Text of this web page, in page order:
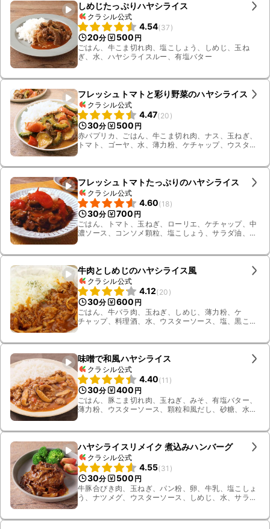
しめじたっぷりハヤシライス
クラシル公式
4.54(37 )
20分 500 円
ごはん、牛こま切れ肉、塩こしょう、しめじ、玉ね
ぎ、水、ハヤシライスルー、有塩バター
フレッシュトマトと彩り野菜のハヤシライス
クラシル公式
4.47(20 )
30分 500 円
赤パプリカ、ごはん、牛こま切れ肉、ナス、玉ねぎ、
トマト、ゴーヤ、水、薄力粉、ケチャップ、ウスター
フレッシュトマトたっぷりのハヤシライス
クラシル公式
4.60(18)
30分 700 円
ごはん、トマト、玉ねぎ、ローリエ、ケチャップ、中
濃ソース、コンソメ顆粒、塩こしょう、サラダ油、薄
牛肉としめじのハヤシライス風
クラシル公式
4.12(20 )
30分 600 円
ごはん、牛バラ肉、玉ねぎ、しめじ、薄力粉、ケ
チャップ、料理酒、水、ウスターソース、塩、黒こ
味噌で和風ハヤシライス
クラシル公式
4.40(11 )
30分 400 円
ごはん、豚こま切れ肉、玉ねぎ、みそ、有塩バター、
薄力粉、ウスターソース、顆粒和風だし、砂糖、水、
ハヤシライスリメイク 煮込みハンバーグ
クラシル公式
4.55(31 )
30分 500 円
牛豚合びき肉、玉ねぎ、パン粉、卵、牛乳、塩こしょ
う、ナツメグ、ウスターソース、しめじ、水、サラダ